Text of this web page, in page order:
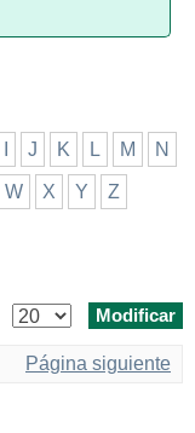
J K L M N
W X Y Z
Página siguiente